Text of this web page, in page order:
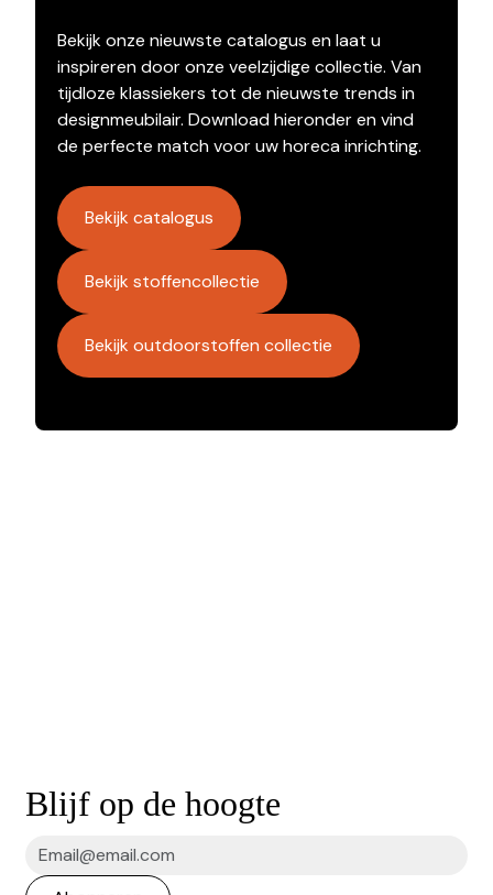
Bekijk onze nieuwste catalogus en laat u
inspireren door onze veelzijdige collectie. Van
tijdloze klassiekers tot de nieuwste trends in
designmeubilair. Download hieronder en vind
de perfecte match voor uw horeca inrichting.
Bekijk catalogus
Bekijk stoffencollectie
Bekijk outdoorstoffen collectie
Blijf op de hoogte